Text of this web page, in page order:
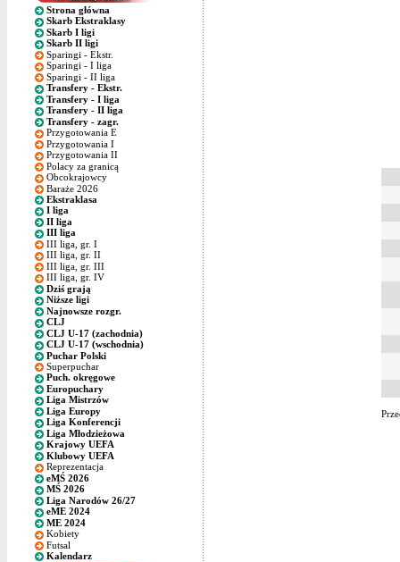
Strona główna
Skarb Ekstraklasy
Skarb I ligi
Skarb II ligi
Sparingi - Ekstr.
Sparingi - I liga
Sparingi - II liga
Transfery - Ekstr.
Transfery - I liga
Transfery - II liga
Transfery - zagr.
Przygotowania E
Przygotowania I
Przygotowania II
Polacy za granicą
Obcokrajowcy
Baraże 2026
Ekstraklasa
I liga
II liga
III liga
III liga, gr. I
III liga, gr. II
III liga, gr. III
III liga, gr. IV
Dziś grają
Niższe ligi
Najnowsze rozgr.
CLJ
CLJ U-17 (zachodnia)
CLJ U-17 (wschodnia)
Puchar Polski
Superpuchar
Puch. okręgowe
Europuchary
Liga Mistrzów
Liga Europy
Liga Konferencji
Liga Młodzieżowa
Krajowy UEFA
Klubowy UEFA
Reprezentacja
eMŚ 2026
MŚ 2026
Liga Narodów 26/27
eME 2024
ME 2024
Kobiety
Futsal
Kalendarz